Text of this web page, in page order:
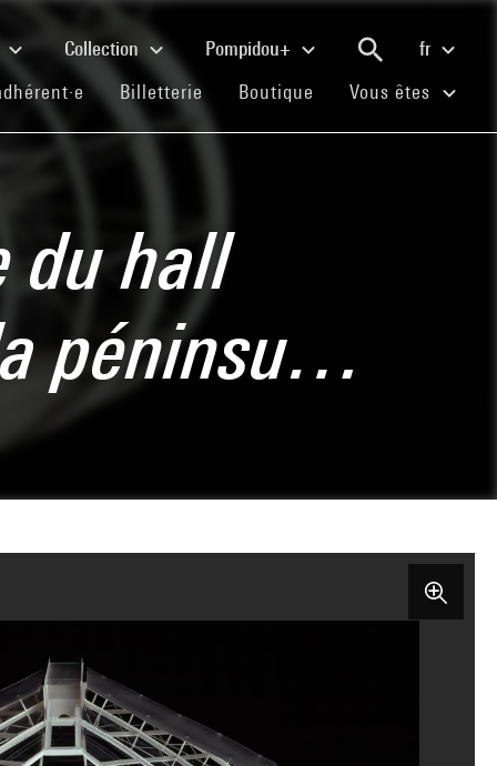
Collection Pompidou+
fr
(current)Billetterie (current)
Boutique (current)
Vous êtes
du hall
péninsu…